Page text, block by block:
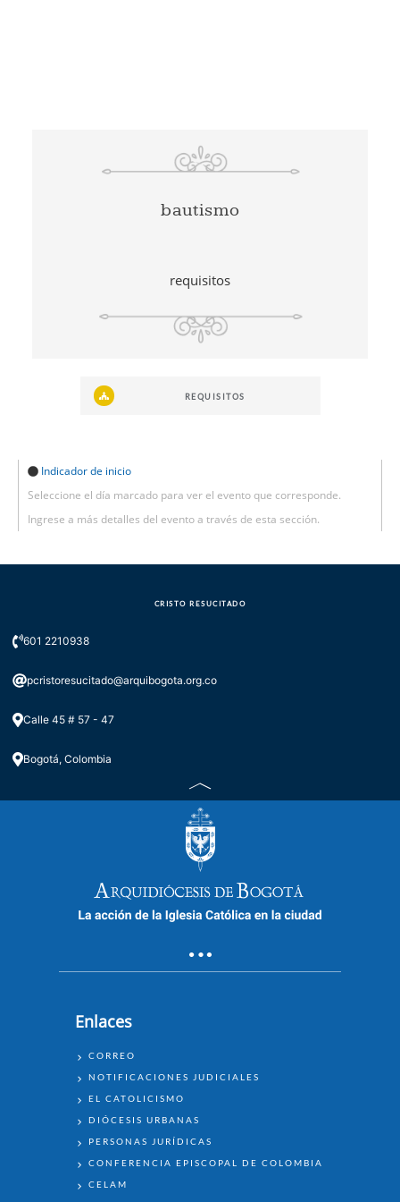
bautismo
requisitos
REQUISITOS
Indicador de inicio
Seleccione el día marcado para ver el evento que corresponde.
Ingrese a más detalles del evento a través de esta sección.
CRISTO RESUCITADO
601 2210938
pcristoresucitado@arquibogota.org.co
Calle 45 # 57 - 47
Bogotá, Colombia
Enlaces
ENLACES
CORREO
NOTIFICACIONES JUDICIALES
EL CATOLICISMO
DIÓCESIS URBANAS
PERSONAS JURÍDICAS
CONFERENCIA EPISCOPAL DE COLOMBIA
CELAM